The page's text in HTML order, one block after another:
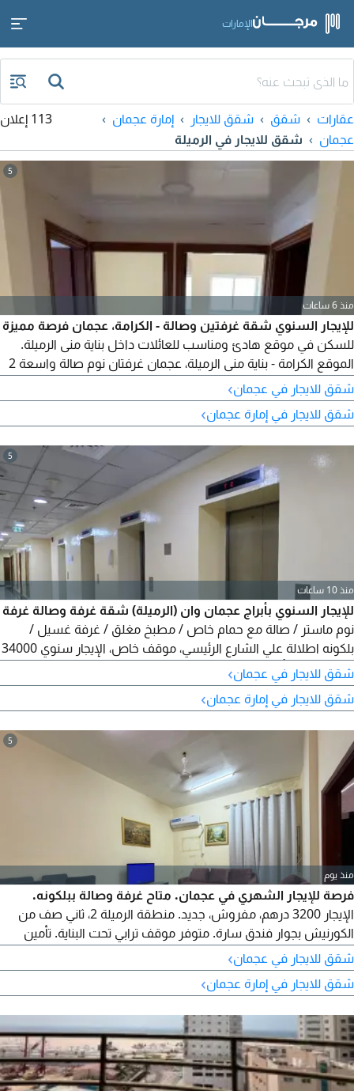
الإمارات
عقارات شقق شقق للايجار
إمارة عجمان
عجمان
شقق للايجار في الرميلة
113 إعلان
5
منذ 6 ساعات
للإيجار السنوي شقة غرفتين وصالة - الكرامة، عجمان فرصة مميزة
للسكن في موقع هادئ ومناسب للعائلات داخل بناية منى الرميلة.
الموقع الكرامة - بناية منى الرميلة، عجمان غرفتان نوم صالة واسعة 2
دفعات التأمين شيك تأمين تواصل معنا الآن لمزيد من التفاصيل أو
لحجز موعد للمعاينة
شقق للايجار في عجمان›
شقق للايجار في إمارة عجمان›
5
منذ 10 ساعات
للإيجار السنوي بأبراج عجمان وان (الرميلة) شقة غرفة وصالة غرفة
نوم ماستر / صالة مع حمام خاص / مطبخ مغلق / غرفة غسيل /
بلكونه اطلالة علي الشارع الرئيسي، موقف خاص، الإيجار سنوي 34000
/ 4 دفعات - تأمين شيك للمعاينة والتفاصيل تواصل معنا
شقق للايجار في عجمان›
شقق للايجار في إمارة عجمان›
5
منذ يوم
فرصة للإيجار الشهري في عجمان. متاح غرفة وصالة ببلكونه.
الإيجار 3200 درهم، مفروش، جديد. منطقة الرميلة 2، ثاني صف من
الكورنيش بجوار فندق سارة. متوفر موقف ترابي تحت البناية. تأمين
500 درهم. موقع مميز وسهل المخرج، قريب من كل الخدمات. فرش
راقي ومرتب. التواصل والاستفسار اتصال أو واتساب. اشترك في
قناتي ليصلك كل جديد
شقق للايجار في عجمان›
شقق للايجار في إمارة عجمان›